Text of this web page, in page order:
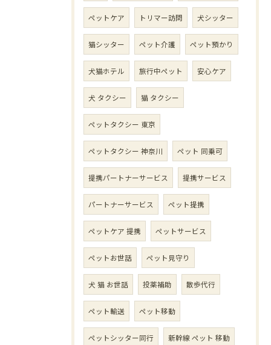
ペットケア トリマー訪問 犬シッター
猫シッター ペット介護 ペット預かり
犬猫ホテル 旅行中ペット 安心ケア
犬 タクシー 猫 タクシー
ペットタクシー 東京
ペットタクシー 神奈川 ペット 同乗可
提携パートナーサービス 提携サービス
パートナーサービス ペット提携
ペットケア 提携 ペットサービス
ペットお世話 ペット見守り
犬 猫 お世話 投薬補助 散歩代行
ペット輸送 ペット移動
ペットシッター同行 新幹線 ペット 移動